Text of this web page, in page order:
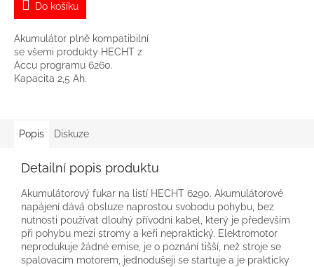
Do košíku
Akumulátor plně kompatibilní
se všemi produkty HECHT z
Accu programu 6260.
Kapacita 2,5 Ah.
Popis Diskuze
Detailní popis produktu
Akumulátorový fukar na listí HECHT 6290. Akumulátorové
napájení dává obsluze naprostou svobodu pohybu, bez
nutnosti používat dlouhý přívodní kabel, který je především
při pohybu mezi stromy a keři nepraktický. Elektromotor
neprodukuje žádné emise, je o poznání tišší, než stroje se
spalovacím motorem, jednodušeji se startuje a je prakticky